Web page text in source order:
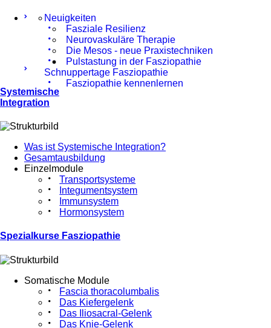
Neuigkeiten
Fasziale Resilienz
Neurovaskuläre Therapie
Die Mesos - neue Praxistechniken
Pulstastung in der Fasziopathie
Schnuppertage Fasziopathie
Fasziopathie kennenlernen
Systemische
Integration
Was ist Systemische Integration?
Gesamtausbildung
Einzelmodule
Transportsysteme
Integumentsystem
Immunsystem
Hormonsystem
Spezialkurse Fasziopathie
Somatische Module
Fascia thoracolumbalis
Das Kiefergelenk
Das Iliosacral-Gelenk
Das Knie-Gelenk